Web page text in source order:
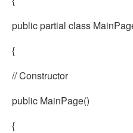
public partial class
{
// Constructor
public MainPage()
{